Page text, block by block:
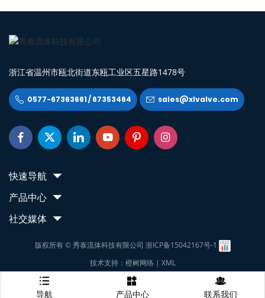
浙江省温州市瓯北街道东瓯工业区五星路1478号
 0577-67363661 / 67353464  sales@xlvalve.com
     
快速导航
产品中心
社交媒体
版权所有 © 秀泰流体科技有限公司 浙ICP备15042167号-1
技术支持：橙树网络| XML

导航

产品中心

联系我们